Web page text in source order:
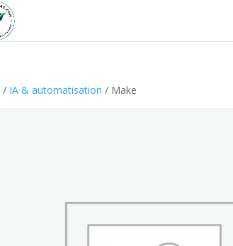
/ IA & automatisation / Make